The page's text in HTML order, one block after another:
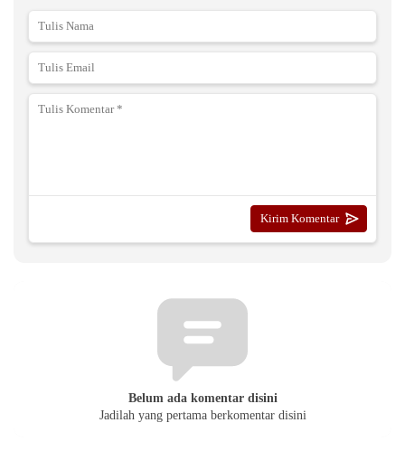
Belum ada komentar disini
Jadilah yang pertama berkomentar disini